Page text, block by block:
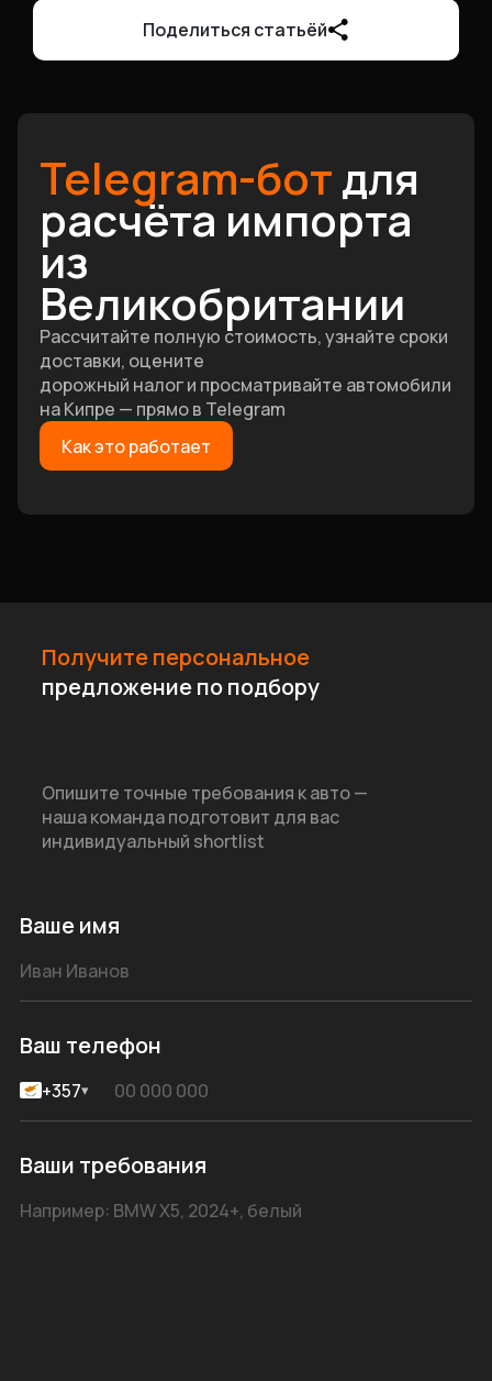
Поделиться статьёй
Telegram-ботдля
расчёта импорта
из
Великобритании
Рассчитайте полную стоимость, узнайте сроки
доставки, оцените
дорожный налог и просматривайте автомобили
на Кипре — прямо в Telegram
Как это работает
Ваше имя
Ваш телефон
+357▾
Ваши требования
Получите персональное
предложение по подбору
Опишите точные требования к авто —
наша команда подготовит для вас
индивидуальный shortlist